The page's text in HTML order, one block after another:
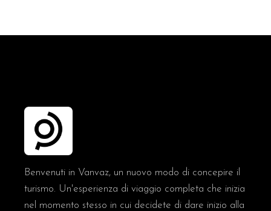
Benvenuti in Vanvaz, un nuovo modo di concepire il
turismo. Un'esperienza di viaggio completa che inizia
nel momento stesso in cui decidete di dare inizio alla